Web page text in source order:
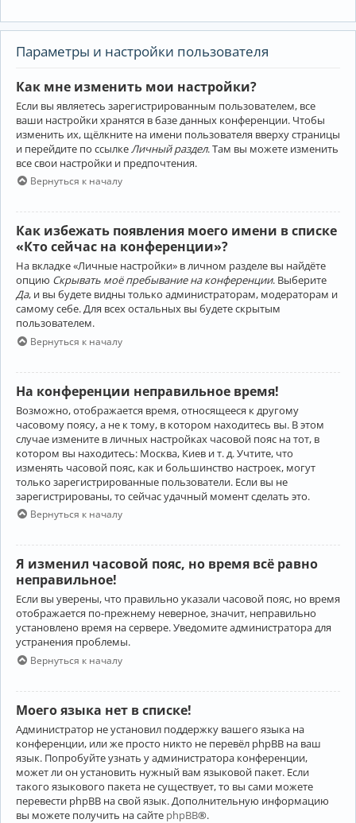
Параметры и настройки пользователя
Как мне изменить мои настройки?
Если вы являетесь зарегистрированным пользователем, все
ваши настройки хранятся в базе данных конференции. Чтобы
изменить их, щёлкните на имени пользователя вверху страницы
и перейдите по ссылке Личный раздел. Там вы можете изменить
все свои настройки и предпочтения.
Вернуться к началу
Как избежать появления моего имени в списке
«Кто сейчас на конференции»?
На вкладке «Личные настройки» в личном разделе вы найдёте
опцию Скрывать моё пребывание на конференции. Выберите
Да, и вы будете видны только администраторам, модераторам и
самому себе. Для всех остальных вы будете скрытым
пользователем.
Вернуться к началу
На конференции неправильное время!
Возможно, отображается время, относящееся к другому
часовому поясу, а не к тому, в котором находитесь вы. В этом
случае измените в личных настройках часовой пояс на тот, в
котором вы находитесь: Москва, Киев и т. д. Учтите, что
изменять часовой пояс, как и большинство настроек, могут
только зарегистрированные пользователи. Если вы не
зарегистрированы, то сейчас удачный момент сделать это.
Вернуться к началу
Я изменил часовой пояс, но время всё равно
неправильное!
Если вы уверены, что правильно указали часовой пояс, но время
отображается по-прежнему неверное, значит, неправильно
установлено время на сервере. Уведомите администратора для
устранения проблемы.
Вернуться к началу
Моего языка нет в списке!
Администратор не установил поддержку вашего языка на
конференции, или же просто никто не перевёл phpBB на ваш
язык. Попробуйте узнать у администратора конференции,
может ли он установить нужный вам языковой пакет. Если
такого языкового пакета не существует, то вы сами можете
перевести phpBB на свой язык. Дополнительную информацию
вы можете получить на сайте phpBB®.